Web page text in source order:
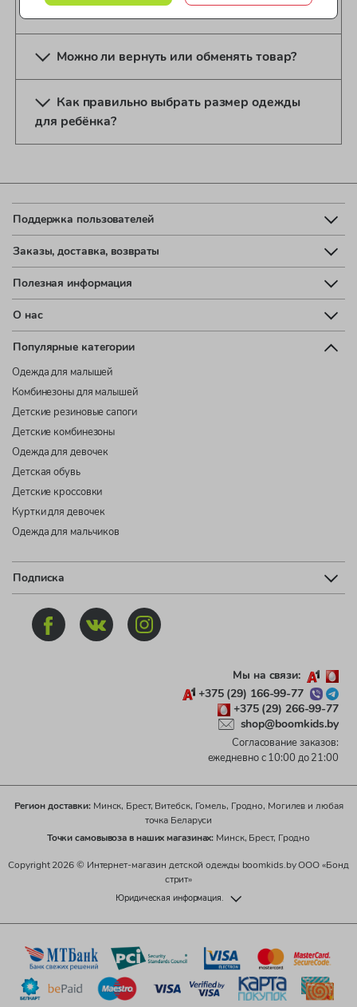
Как вернуть товар?
Можно ли вернуть или обменять товар?
Как правильно выбрать размер одежды
для ребёнка?
Поддержка пользователей
Заказы, доставка, возвраты
Полезная информация
О нас
Популярные категории
Одежда для малышей
Комбинезоны для малышей
Детские резиновые сапоги
Детские комбинезоны
Одежда для девочек
Детская обувь
Детские кроссовки
Куртки для девочек
Одежда для мальчиков
Подписка
Мы на связи:
+375 (29) 166-99-77
+375 (29) 266-99-77
shop@boomkids.by
Согласование заказов:
ежедневно с 10:00 до 21:00
Регион доставки:Минск, Брест, Витебск, Гомель, Гродно, Могилев и любая
точка Беларуси
Точки самовывоза в наших магазинах: Минск, Брест, Гродно
Copyright 2026 © Интернет-магазин детской одежды boomkids.by ООО «Бонд
стрит»
Юридическая информация.